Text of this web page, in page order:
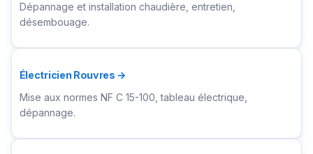
Dépannage et installation chaudière, entretien,
désembouage.
Électricien Rouvres →
Mise aux normes NF C 15-100, tableau électrique,
dépannage.